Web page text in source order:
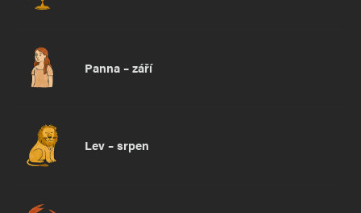
Panna – září
Lev – srpen